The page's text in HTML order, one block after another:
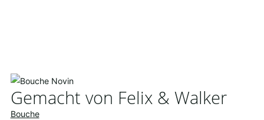
Gemacht von Felix & Walker
Bouche